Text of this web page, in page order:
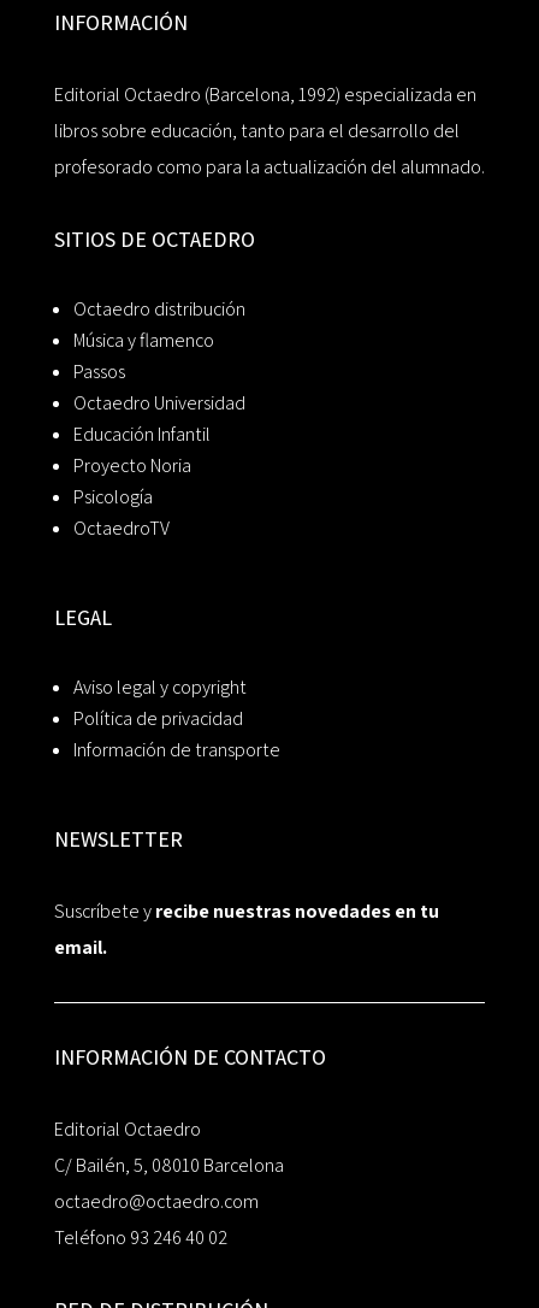
INFORMACIÓN
Editorial Octaedro (Barcelona, 1992) especializada en
libros sobre educación, tanto para el desarrollo del
profesorado como para la actualización del alumnado.
SITIOS DE OCTAEDRO
Octaedro distribución
Música y flamenco
Passos
Octaedro Universidad
Educación Infantil
Proyecto Noria
Psicología
OctaedroTV
LEGAL
Aviso legal y copyright
Política de privacidad
Información de transporte
NEWSLETTER
Suscríbete yrecibe nuestras novedades en tu
email.
INFORMACIÓN DE CONTACTO
Editorial Octaedro
C/ Bailén, 5, 08010 Barcelona
octaedro@octaedro.com
Teléfono 93 246 40 02